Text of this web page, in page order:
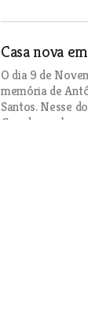
Casa nova
O dia 9 de
memória de
Santos. Nesse
Grande recebeu